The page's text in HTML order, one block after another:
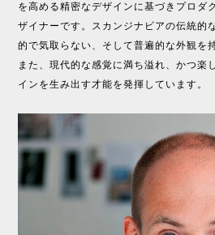
を高める精密なデザインに基づきプロダ
ザイナーです。スカンジナビアの伝統的
的で気取らない、そして普遍的な外観を
また、現代的な感覚に満ち溢れ、かつ楽
インを生み出す才能を発揮しています。